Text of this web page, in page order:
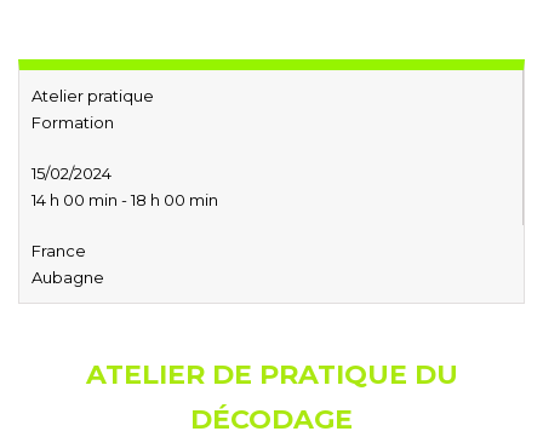
Atelier pratique
Formation
15/02/2024
14 h 00 min - 18 h 00 min
France
Aubagne
ATELIER DE PRATIQUE DU
DÉCODAGE